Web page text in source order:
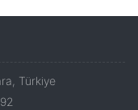
Türkiye